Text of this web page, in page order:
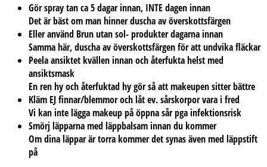
Gör spray tan ca 5 dagar innan, INTE dagen innan
Det är bäst om man hinner duscha av överskottsfärgen
Eller använd Brun utan sol- produkter dagarna innan
Samma här, duscha av överskottsfärgen för att undvika fläckar
Peela ansiktet kvällen innan och återfukta helst med
ansiktsmask
En ren hy och återfuktad hy gör så att makeupen sitter bättre
Kläm EJ finnar/blemmor och låt ev. sårskorpor vara i fred
Vi kan inte lägga makeup på öppna sår pga infektionsrisk
Smörj läpparna med läppbalsam innan du kommer
Om dina läppar är torra kommer det synas även med läppstift
på